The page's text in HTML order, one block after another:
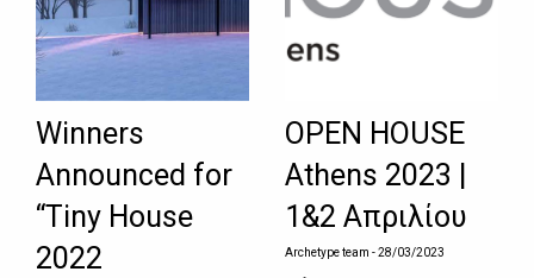
Winners
Announced for
“Tiny House
2022
OPEN HOUSE
Athens 2023 |
1&2 Απριλίου
Archetype team - 28/03/2023